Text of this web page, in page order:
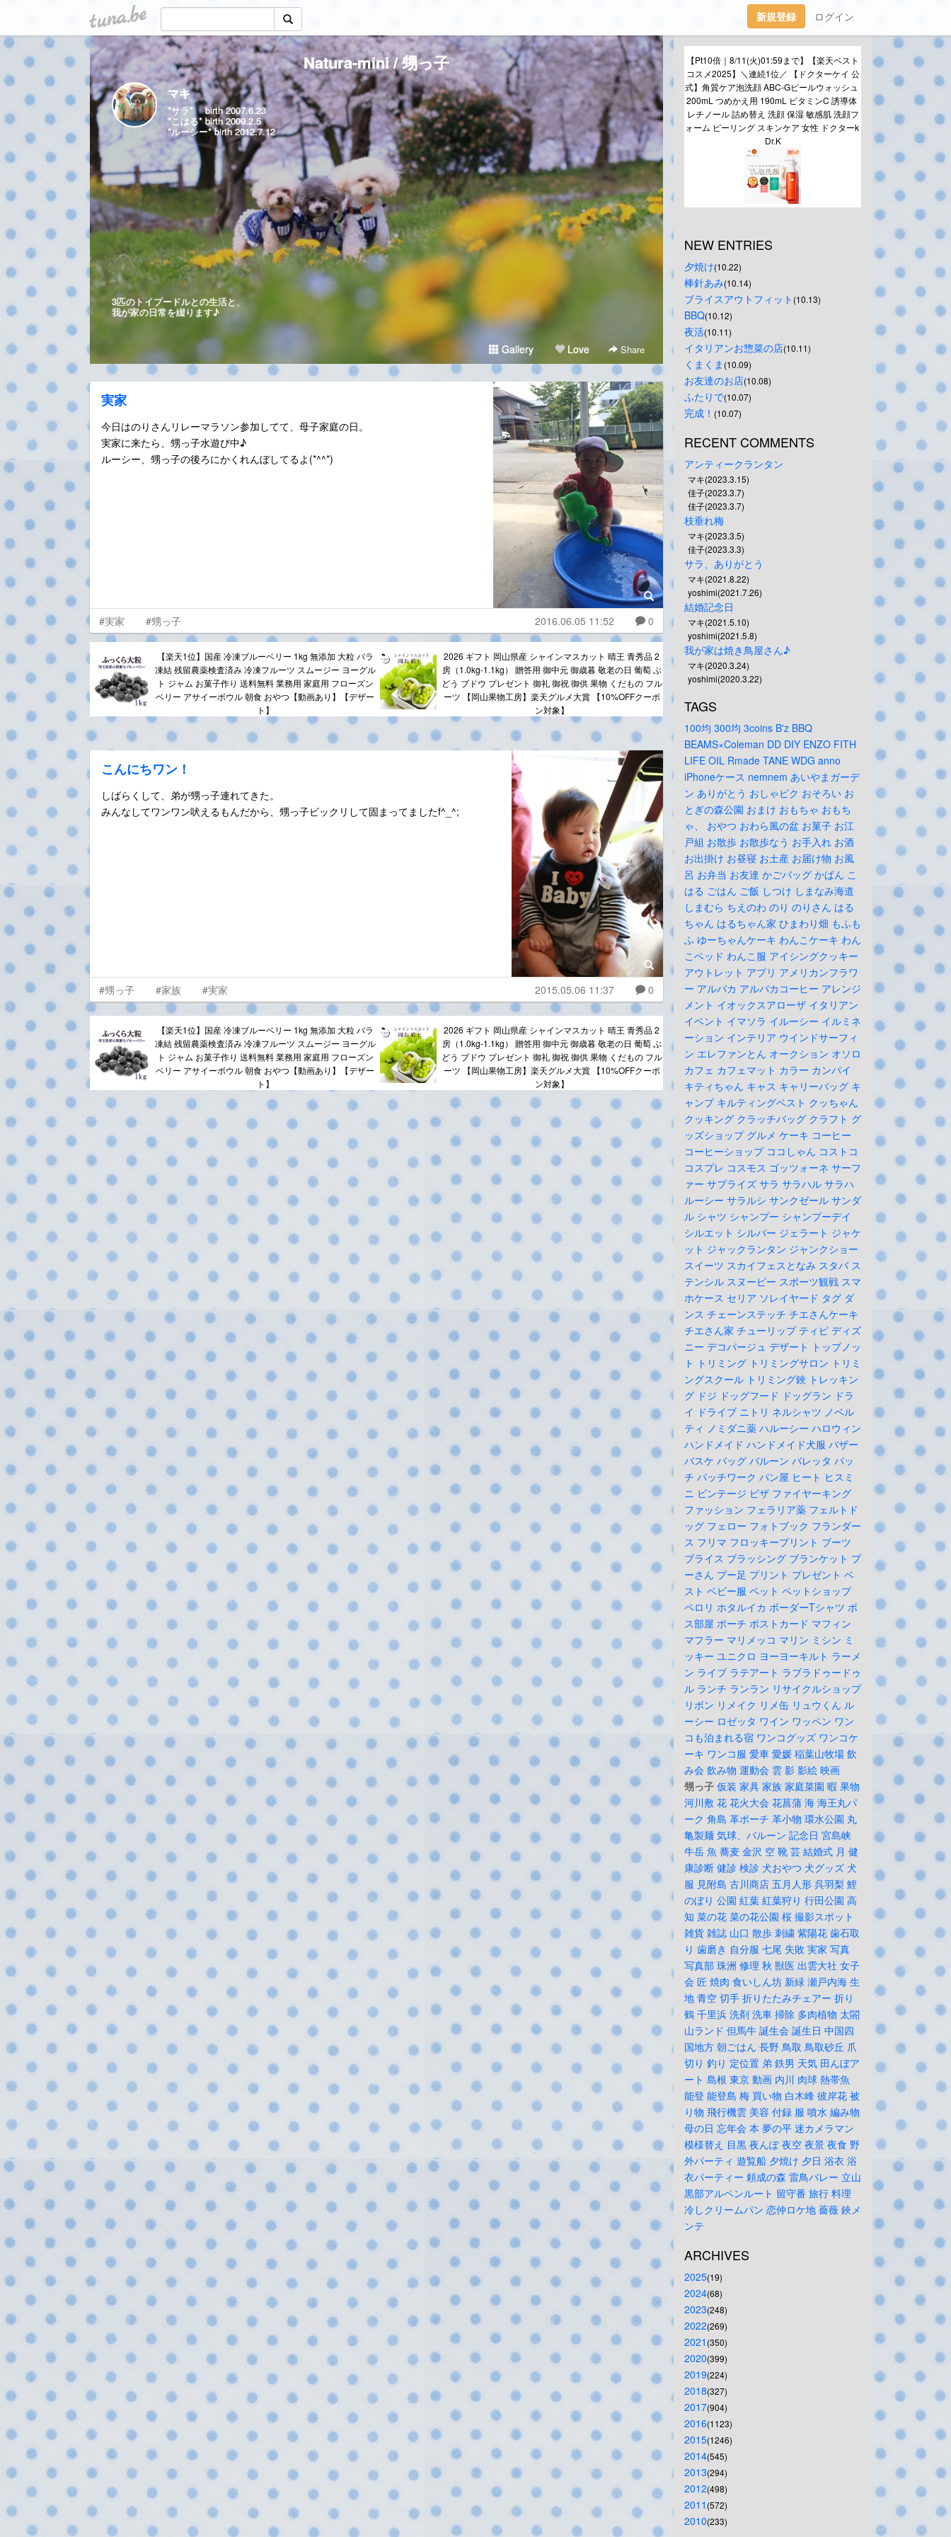
tuna.be 新規登録 ログイン
Natura-mini / 甥っ子
マキ
*サラ* birth 2007.6.23
*こはる* birth 2009.2.5
*ルーシー* birth 2012.7.12
3匹のトイプードルとの生活と、
我が家の日常を綴ります♪
Gallery Love Share
実家
今日はのりさんリレーマラソン参加してて、母子家庭の日。
実家に来たら、甥っ子水遊び中♪
ルーシー、甥っ子の後ろにかくれんぼしてるよ(*^^*)
#実家 #甥っ子 2016.06.05 11:52 0
【楽天1位】国産 冷凍ブルーベリー 1kg 無添加 大粒 バラ
凍結 残留農薬検査済み 冷凍フルーツ スムージー ヨーグル
ト ジャム お菓子作り 送料無料 業務用 家庭用 フローズン
ベリー アサイーボウル 朝食 おやつ【動画あり】【デザー
ト】
2026 ギフト 岡山県産 シャインマスカット 晴王 青秀品 2
房（1.0kg-1.1kg） 贈答用 御中元 御歳暮 敬老の日 葡萄 ぶ
どう ブドウ プレゼント 御礼 御祝 御供 果物 くだもの フル
ーツ 【岡山果物工房】楽天グルメ大賞 【10%OFFクーポ
ン対象】
こんにちワン！
しばらくして、弟が甥っ子連れてきた。
みんなしてワンワン吠えるもんだから、甥っ子ビックリして固まってましたf^_^;
#甥っ子 #家族 #実家 2015.05.06 11:37 0
【楽天1位】国産 冷凍ブルーベリー 1kg 無添加 大粒 バラ
凍結 残留農薬検査済み 冷凍フルーツ スムージー ヨーグル
ト ジャム お菓子作り 送料無料 業務用 家庭用 フローズン
ベリー アサイーボウル 朝食 おやつ【動画あり】【デザー
ト】
2026 ギフト 岡山県産 シャインマスカット 晴王 青秀品 2
房（1.0kg-1.1kg） 贈答用 御中元 御歳暮 敬老の日 葡萄 ぶ
どう ブドウ プレゼント 御礼 御祝 御供 果物 くだもの フル
ーツ 【岡山果物工房】楽天グルメ大賞 【10%OFFクーポ
ン対象】
【Pt10倍｜8/11(火)01:59まで】【楽天ベスト
コスメ2025】＼連続1位／ 【ドクターケイ 公
式】角質ケア泡洗顔 ABC-Gピールウォッシュ
200mL つめかえ用 190mL ビタミンC 誘導体
レチノール 詰め替え 洗顔 保湿 敏感肌 洗顔フ
ォーム ピーリング スキンケア 女性 ドクターk
Dr.K
NEW ENTRIES
夕焼け(10.22)
棒針あみ(10.14)
ブライスアウトフィット (10.13)
BBQ(10.12)
夜活(10.11)
イタリアンお惣菜の店(10.11)
くまくま (10.09)
お友達のお店(10.08)
ふたりで(10.07)
完成！ (10.07)
RECENT COMMENTS
アンティークランタン
マキ(2023.3.15)
佳子(2023.3.7)
佳子(2023.3.7)
枝垂れ梅
マキ(2023.3.5)
佳子(2023.3.3)
サラ、ありがとう
マキ(2021.8.22)
yoshimi(2021.7.26)
結婚記念日
マキ(2021.5.10)
yoshimi(2021.5.8)
我が家は焼き鳥屋さん♪
マキ(2020.3.24)
yoshimi(2020.3.22)
TAGS
100均 300均 3coins B'z BBQ
BEAMS×Coleman DD DIY ENZO FITH
LIFE OIL Rmade TANE WDG anno
iPhoneケース nemnem あいやまガーデ
ン ありがとう おしゃピク おそろい お
とぎの森公園 おまけ おもちゃ おもち
ゃ、
おやつ おわら風の盆 お菓子 お江
戸組 お散歩 お散歩なう お手入れ お酒
お出掛け お昼寝 お土産 お届け物 お風
呂 お弁当 お友達 かごバッグ かばん こ
はる ごはん ご飯 しつけ しまなみ海道
しまむら ちえのわ のり のりさん はる
ちゃん はるちゃん家 ひまわり畑 もふも
ふ ゆーちゃんケーキ わんこケーキ わん
こベッド わんこ服 アイシングクッキー
アウトレット アプリ アメリカンフラワ
ー アルパカ アルパカコーヒー アレンジ
メント イオックスアローザ イタリアン
イベント イマソラ イルーシー イルミネ
ーション インテリア ウインドサーフィ
ン エレファンとん オークション オソロ
カフェ カフェマット カラー カンパイ
キティちゃん キャス キャリーバッグ キ
ャンプ キルティングベスト クッちゃん
クッキング クラッチバッグ クラフト グ
ッズショップ グルメ ケーキ コーヒー
コーヒーショップ ココしゃん コストコ
コスプレ コスモス ゴッツォーネ サーフ
ァー サプライズ サラ サラハル サラハ
ルーシー サラルシ サンクゼール サンダ
ル シャツ シャンプー シャンプーデイ
シルエット シルバー ジェラート ジャケ
ット ジャックランタン ジャンクショー
スイーツ スカイフェスとなみ スタバ ス
テンシル スヌーピー スポーツ観戦 スマ
ホケース セリア ソレイヤード タグ ダ
ンス チェーンステッチ チエさんケーキ
チエさん家 チューリップ ティピ ディズ
ニー デコパージュ デザート トップノッ
ト トリミング トリミングサロン トリミ
ングスクール トリミング鋏 トレッキン
グ ドジ ドッグフード ドッグラン ドラ
イ ドライブ ニトリ ネルシャツ ノベル
ティ ノミダニ薬 ハルーシー ハロウィン
ハンドメイド ハンドメイド犬服 バザー
バスケ バッグ バルーン バレッタ パッ
チ パッチワーク パン屋 ヒート ヒスミ
ニ ビンテージ ピザ ファイヤーキング
ファッション フェラリア薬 フェルトド
ッグ フェロー フォトブック フランダー
ス フリマ フロッキープリント ブーツ
ブライス ブラッシング ブランケット プ
ーさん プー足 プリント プレゼント ベ
スト ベビー服 ペット ペットショップ
ペロリ ホタルイカ ボーダーTシャツ ボ
ス部屋 ポーチ ポストカード マフィン
マフラー マリメッコ マリン ミシン ミ
ッキー ユニクロ ヨーヨーキルト ラーメ
ン ライブ ラテアート ラブラドゥードゥ
ル ランチ ランラン リサイクルショップ
リボン リメイク リメ缶 リュウくん ル
ーシー ロゼッタ ワイン ワッペン ワン
コも泊まれる宿 ワンコグッズ ワンコケ
ーキ ワンコ服 愛車 愛媛 稲葉山牧場 飲
み会 飲み物 運動会 雲 影 影絵 映画
甥っ子 仮装 家具 家族 家庭菜園 暇 果物
河川敷 花 花火大会 花菖蒲 海 海王丸パ
ーク 角島 革ポーチ 革小物 環水公園 丸
亀製麺 気球、バルーン 記念日 宮島峡
牛岳 魚 蕎麦 金沢 空 靴 芸 結婚式 月 健
康診断 健診 検診 犬おやつ 犬グッズ 犬
服 見附島 古川商店 五月人形 呉羽梨 鯉
のぼり 公園 紅葉 紅葉狩り 行田公園 高
知 菜の花 菜の花公園 桜 撮影スポット
雑貨 雑誌 山口 散歩 刺繍 紫陽花 歯石取
り 歯磨き 自分服 七尾 失敗 実家 写真
写真部 珠洲 修理 秋 獣医 出雲大社 女子
会 匠 焼肉 食いしん坊 新緑 瀬戸内海 生
地 青空 切手 折りたたみチェアー 折り
鶴 千里浜 洗剤 洗車 掃除 多肉植物 太閤
山ランド 但馬牛 誕生会 誕生日 中国四
国地方 朝ごはん 長野 鳥取 鳥取砂丘 爪
切り 釣り 定位置 弟 鉄男 天気 田んぼア
ート 島根 東京 動画 内川 肉球 熱帯魚
能登 能登島 梅 買い物 白木峰 彼岸花 被
り物 飛行機雲 美容 付録 服 噴水 編み物
母の日 忘年会 本 夢の平 迷カメラマン
模様替え 目黒 夜んぽ 夜空 夜景 夜食 野
外パーティ 遊覧船 夕焼け 夕日 浴衣 浴
衣パーティー 頼成の森 雷鳥バレー 立山
黒部アルペンルート 留守番 旅行 料理
冷しクリームパン 恋仲ロケ地 薔薇 鋏メ
ンテ
ARCHIVES
2025(19)
2024(68)
2023(248)
2022(269)
2021 (350)
2020(399)
2019(224)
2018(327)
2017(904)
2016(1123)
2015(1246)
2014(545)
2013(294)
2012(498)
2011 (572)
2010(233)